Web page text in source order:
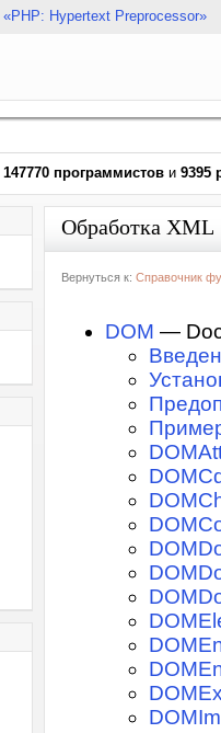
«PHP: Hypertext Preprocessor»
147770 программистов и 9395
Обработка XML
Вернуться к: Справочник
DOM —